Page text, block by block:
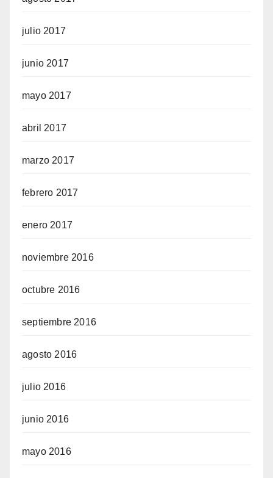
julio 2017
junio 2017
mayo 2017
abril 2017
marzo 2017
febrero 2017
enero 2017
noviembre 2016
octubre 2016
septiembre 2016
agosto 2016
julio 2016
junio 2016
mayo 2016